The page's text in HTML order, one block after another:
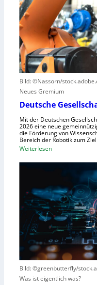
u
n
u
t
z
e
n
e
u
e
r
u
n
g
s
s
y
s
t
e
n
s
V
s
i
e
r
n
e
z
e
n
t
r
u
m
f
ü
R
o
b
o
t
e
n
t
s
t
e
h
Bild: ©Nassorn/
Neues Gremium
Deutsche
Mit der Deutschen
2026 eine neue
die Förderung von
Bereich der Robotik zum
Weiterlesen:
t
s
c
h
e
G
e
s
e
l
Bild: ©greenbutterfly/
Was ist eigentlich was?